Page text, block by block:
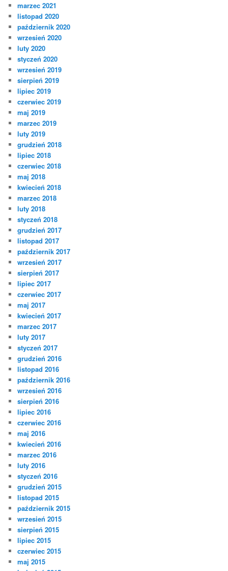
marzec 2021
listopad 2020
październik 2020
wrzesień 2020
luty 2020
styczeń 2020
wrzesień 2019
sierpień 2019
lipiec 2019
czerwiec 2019
maj 2019
marzec 2019
luty 2019
grudzień 2018
lipiec 2018
czerwiec 2018
maj 2018
kwiecień 2018
marzec 2018
luty 2018
styczeń 2018
grudzień 2017
listopad 2017
październik 2017
wrzesień 2017
sierpień 2017
lipiec 2017
czerwiec 2017
maj 2017
kwiecień 2017
marzec 2017
luty 2017
styczeń 2017
grudzień 2016
listopad 2016
październik 2016
wrzesień 2016
sierpień 2016
lipiec 2016
czerwiec 2016
maj 2016
kwiecień 2016
marzec 2016
luty 2016
styczeń 2016
grudzień 2015
listopad 2015
październik 2015
wrzesień 2015
sierpień 2015
lipiec 2015
czerwiec 2015
maj 2015